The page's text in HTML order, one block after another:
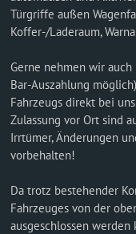
Türgriffe außen
Koffer-/Laderaum,
Gerne nehmen wir
Bar-Auszahlung
Fahrzeugs direkt bei
Zulassung vor Ort sind
Irrtümer, Änderungen
vorbehalten!
Da trotz bestehender
Fahrzeuges von der
ausgeschlossen werden